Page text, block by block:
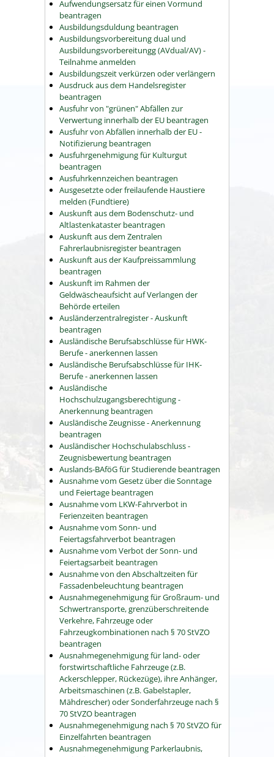
Aufwendungsersatz für einen Vormund
beantragen
Ausbildungsduldung beantragen
Ausbildungsvorbereitung dual und
Ausbildungsvorbereitungg (AVdual/AV) -
Teilnahme anmelden
Ausbildungszeit verkürzen oder verlängern
Ausdruck aus dem Handelsregister
beantragen
Ausfuhr von "grünen" Abfällen zur
Verwertung innerhalb der EU beantragen
Ausfuhr von Abfällen innerhalb der EU -
Notifizierung beantragen
Ausfuhrgenehmigung für Kulturgut
beantragen
Ausfuhrkennzeichen beantragen
Ausgesetzte oder freilaufende Haustiere
melden (Fundtiere)
Auskunft aus dem Bodenschutz- und
Altlastenkataster beantragen
Auskunft aus dem Zentralen
Fahrerlaubnisregister beantragen
Auskunft aus der Kaufpreissammlung
beantragen
Auskunft im Rahmen der
Geldwäscheaufsicht auf Verlangen der
Behörde erteilen
Ausländerzentralregister - Auskunft
beantragen
Ausländische Berufsabschlüsse für HWK-
Berufe - anerkennen lassen
Ausländische Berufsabschlüsse für IHK-
Berufe - anerkennen lassen
Ausländische
Hochschulzugangsberechtigung -
Anerkennung beantragen
Ausländische Zeugnisse - Anerkennung
beantragen
Ausländischer Hochschulabschluss -
Zeugnisbewertung beantragen
Auslands-BAföG für Studierende beantragen
Ausnahme vom Gesetz über die Sonntage
und Feiertage beantragen
Ausnahme vom LKW-Fahrverbot in
Ferienzeiten beantragen
Ausnahme vom Sonn- und
Feiertagsfahrverbot beantragen
Ausnahme vom Verbot der Sonn- und
Feiertagsarbeit beantragen
Ausnahme von den Abschaltzeiten für
Fassadenbeleuchtung beantragen
Ausnahmegenehmigung für Großraum- und
Schwertransporte, grenzüberschreitende
Verkehre, Fahrzeuge oder
Fahrzeugkombinationen nach § 70 StVZO
beantragen
Ausnahmegenehmigung für land- oder
forstwirtschaftliche Fahrzeuge (z.B.
Ackerschlepper, Rückezüge), ihre Anhänger,
Arbeitsmaschinen (z.B. Gabelstapler,
Mähdrescher) oder Sonderfahrzeuge nach §
70 StVZO beantragen
Ausnahmegenehmigung nach § 70 StVZO für
Einzelfahrten beantragen
Ausnahmegenehmigung Parkerlaubnis,